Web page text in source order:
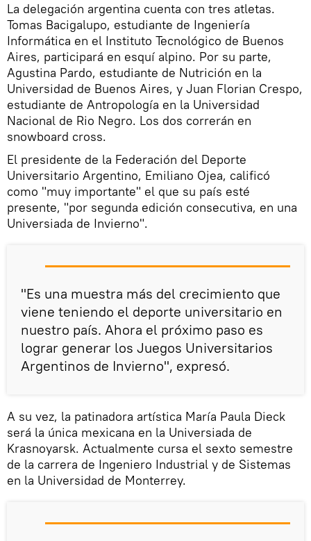
La delegación argentina cuenta con tres atletas.
Tomas Bacigalupo, estudiante de Ingeniería
Informática en el Instituto Tecnológico de Buenos
Aires, participará en esquí alpino. Por su parte,
Agustina Pardo, estudiante de Nutrición en la
Universidad de Buenos Aires, y Juan Florian Crespo,
estudiante de Antropología en la Universidad
Nacional de Rio Negro. Los dos correrán en
snowboard cross.
El presidente de la Federación del Deporte
Universitario Argentino, Emiliano Ojea, calificó
como "muy importante" el que su país esté
presente, "por segunda edición consecutiva, en una
Universiada de Invierno".
"Es una muestra más del crecimiento que
viene teniendo el deporte universitario en
nuestro país. Ahora el próximo paso es
lograr generar los Juegos Universitarios
Argentinos de Invierno", expresó.
A su vez, la patinadora artística María Paula Dieck
será la única mexicana en la Universiada de
Krasnoyarsk. Actualmente cursa el sexto semestre
de la carrera de Ingeniero Industrial y de Sistemas
en la Universidad de Monterrey.